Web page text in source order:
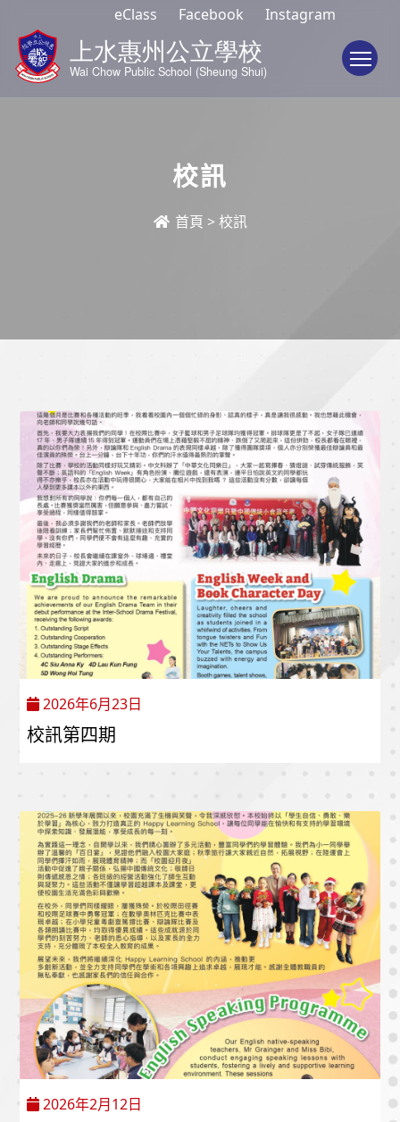
eClass Facebook Instagram
校訊
首頁 > 校訊
2026年6月23日
校訊第四期
2026年2月12日